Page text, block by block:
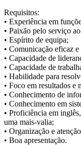
Requisitos:
• Experiência em
• Paixão pelo serviço
• Espírito de equipa;
• Comunicação eficaz
• Capacidade de
• Capacidade de
• Habilidade para
• Foco em resultados e
• Conhecimento de
• Conhecimento em
• Proficiência em
uma mais-valia;
• Organização e
• Boa apresentação.